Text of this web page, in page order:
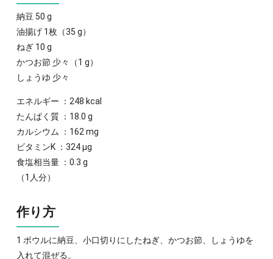
納豆 50 g
油揚げ 1枚（35 g）
ねぎ 10 g
かつお節 少々（1 g）
しょうゆ 少々
エネルギー ：248 kcal
たんぱく質 ：18.0 g
カルシウム ：162 mg
ビタミンK ：324 μg
食塩相当量 ：0.3 g
（1人分）
作り方
1 ボウルに納豆、小口切りにしたねぎ、かつお節、しょうゆを
入れて混ぜる。